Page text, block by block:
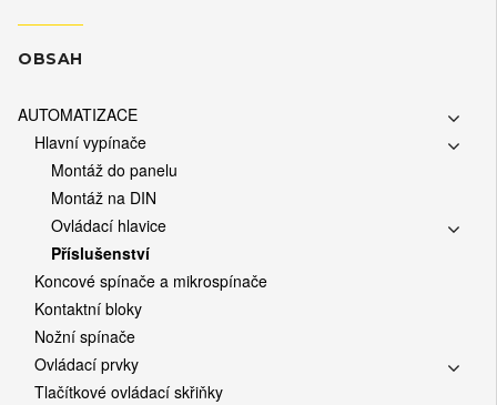
OBSAH
AUTOMATIZACE
Hlavní vypínače
Montáž do panelu
Montáž na DIN
Ovládací hlavice
Příslušenství
Koncové spínače a mikrospínače
Kontaktní bloky
Nožní spínače
Ovládací prvky
Tlačítkové ovládací skřiňky